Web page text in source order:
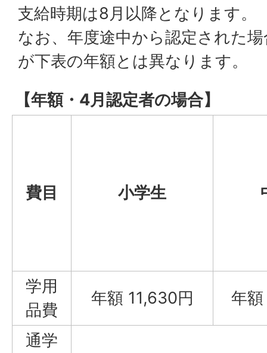
支給時期は8月以降となります。
なお、年度途中から認定された
が下表の年額とは異なります。
【年額・4月認定者の場合】
費目 小学生
学用
品費
年額 11,630円 年
通学